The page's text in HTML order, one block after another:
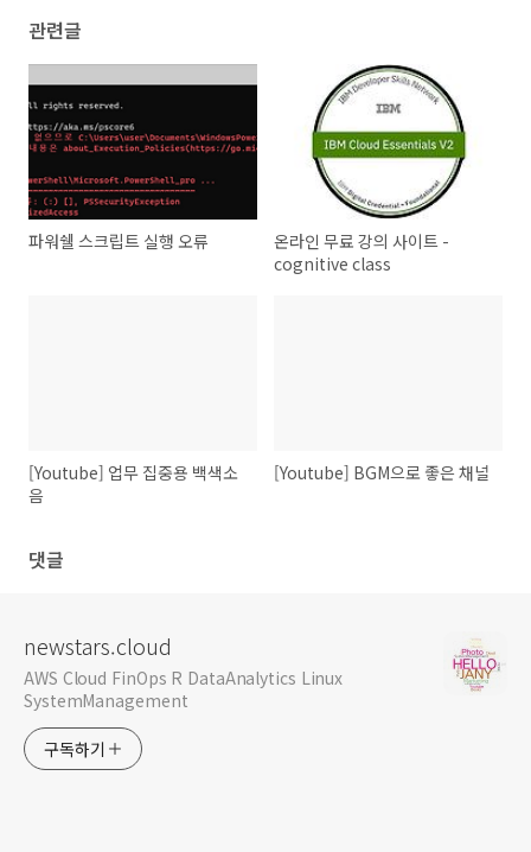
관련글
파워쉘 스크립트 실행 오류
온라인 무료 강의 사이트 -
cognitive class
[Youtube] 업무 집중용 백색소
음
[Youtube] BGM으로 좋은 채널
댓글
newstars.cloud
AWS Cloud FinOps R DataAnalytics Linux
SystemManagement
구독하기